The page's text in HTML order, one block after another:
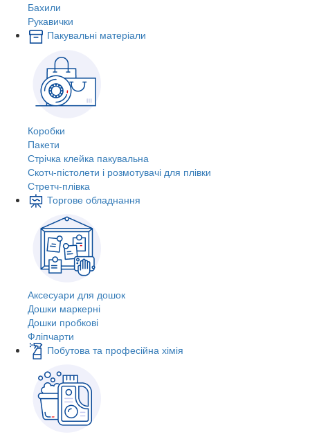
Бахили
Рукавички
Пакувальні матеріали
Коробки
Пакети
Стрічка клейка пакувальна
Скотч-пістолети і розмотувачі для плівки
Стретч-плівка
Торгове обладнання
Аксесуари для дошок
Дошки маркерні
Дошки пробкові
Фліпчарти
Побутова та професійна хімія